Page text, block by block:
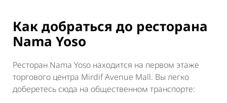
Как добраться до ресторана
Nama Yoso
Ресторан Nama Yoso находится на первом этаже
торгового центра Mirdif Avenue Mall. Вы легко
доберетесь сюда на общественном транспорте: